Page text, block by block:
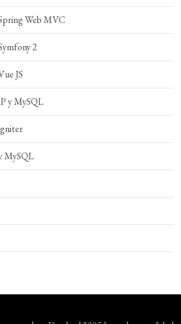
Web MVC
2
JS
y MySQL
MySQL